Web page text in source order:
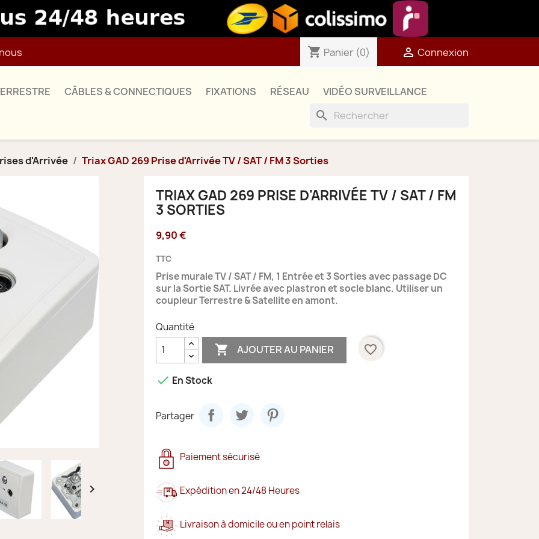
shopping_cart Panier (0)  Connexion
CÂBLES & CONNECTIQUES FIXATIONS RÉSEAU VIDÉO SURVEILLANCE
search
d'Arrivée Triax GAD 269 Prise d'Arrivée TV / SAT / FM 3 Sorties

TRIAX GAD 269 PRISE D'ARRIVÉE TV / SAT / FM
3 SORTIES
9,90 €
TTC
Prise murale TV / SAT / FM, 1 Entrée et 3 Sorties avec passage DC
sur la Sortie SAT. Livrée avec plastron et socle blanc. Utiliser un
coupleur Terrestre & Satellite en amont.
Quantité
 AJOUTER AU PANIER favorite_border
 En Stock
Partager
Paiement sécurisé
Expédition en 24/48 Heures
Livraison à domicile ou en point relais